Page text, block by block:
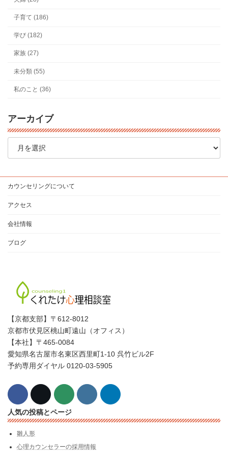
子育て (186)
学び (182)
家族 (27)
未分類 (55)
私のこと (36)
アーカイブ
ア
カウンセリングについて
アクセス
会社情報
ブログ
【京都支部】〒612-8012
京都市伏見区桃山町遠山（オフィス）
【本社】〒465-0084
愛知県名古屋市名東区西里町1-10 呉竹ビル2F
予約専用ダイヤル 0120-03-5905
人気の投稿とページ
雛人形
心理カウンセラーの採用情報